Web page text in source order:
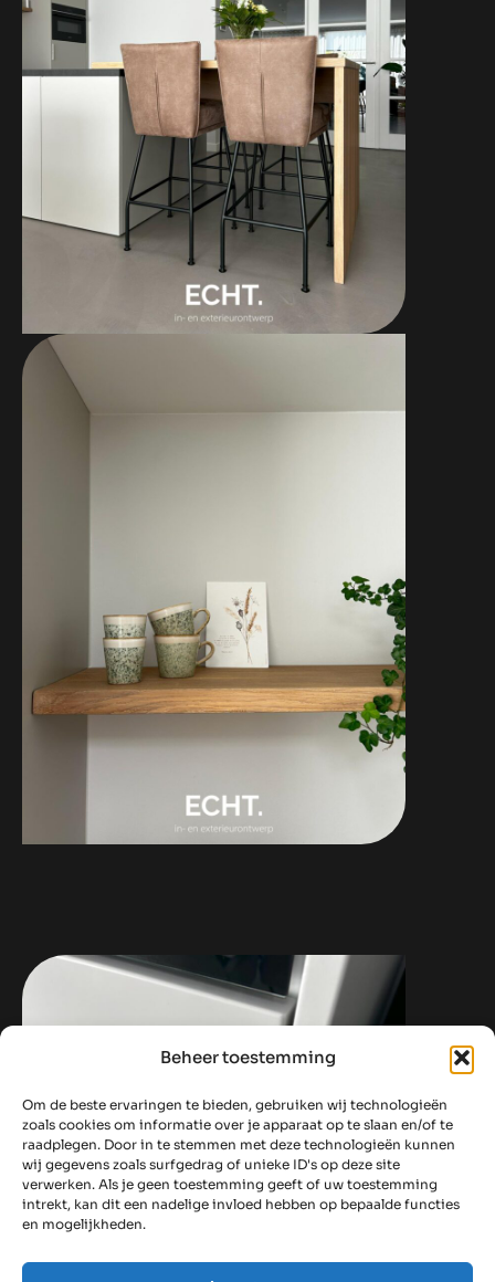
Beheer toestemming
Om de beste ervaringen te bieden, gebruiken wij technologieën
zoals cookies om informatie over je apparaat op te slaan en/of te
raadplegen. Door in te stemmen met deze technologieën kunnen
wij gegevens zoals surfgedrag of unieke ID's op deze site
verwerken. Als je geen toestemming geeft of uw toestemming
intrekt, kan dit een nadelige invloed hebben op bepaalde functies
en mogelijkheden.